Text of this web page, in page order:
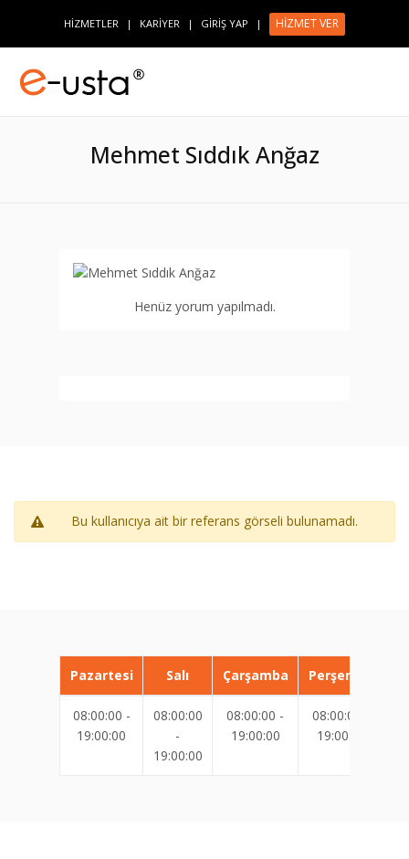
HİZMETLER | KARİYER | GİRİŞ YAP | HİZMET VER
Mehmet Sıddık Anğaz
Henüz yorum yapılmadı.
Bu kullanıcıya ait bir referans görseli bulunamadı.
Pazartesi Salı Çarşamba Perşembe
08:00:00 -
19:00:00
08:00:00
-
19:00:00
08:00:00 -
19:00:00
08:00:00 -
19:00:00